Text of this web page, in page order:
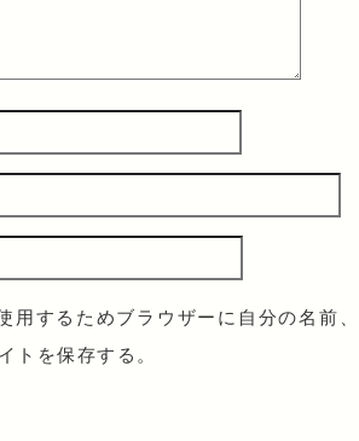
用するためブラウザーに自分の名前、
トを保存する。